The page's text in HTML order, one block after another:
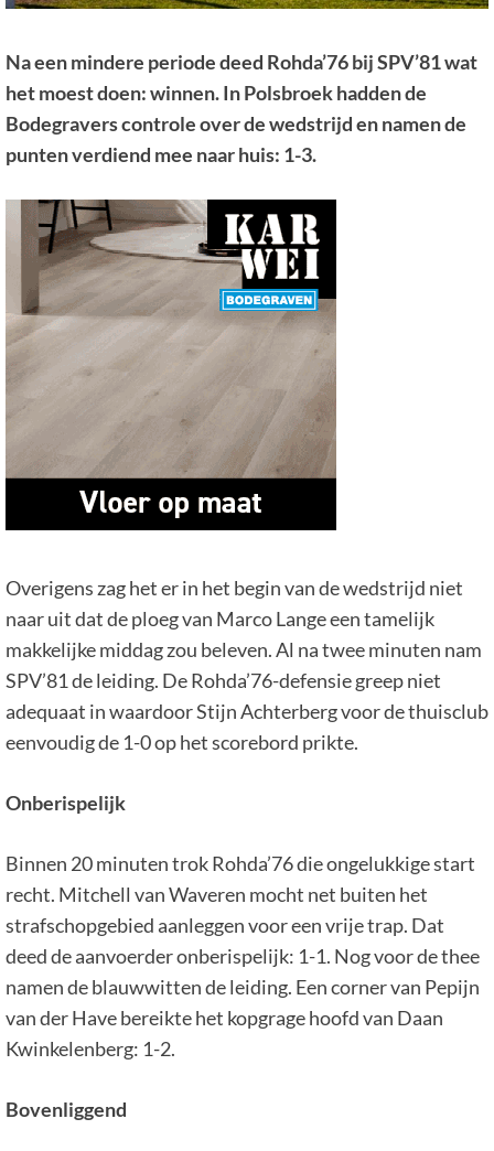
Na een mindere periode deed Rohda’76 bij SPV’81 wat
het moest doen: winnen. In Polsbroek hadden de
Bodegravers controle over de wedstrijd en namen de
punten verdiend mee naar huis: 1-3.
Overigens zag het er in het begin van de wedstrijd niet
naar uit dat de ploeg van Marco Lange een tamelijk
makkelijke middag zou beleven. Al na twee minuten nam
SPV’81 de leiding. De Rohda’76-defensie greep niet
adequaat in waardoor Stijn Achterberg voor de thuisclub
eenvoudig de 1-0 op het scorebord prikte.
Onberispelijk
Binnen 20 minuten trok Rohda’76 die ongelukkige start
recht. Mitchell van Waveren mocht net buiten het
strafschopgebied aanleggen voor een vrije trap. Dat
deed de aanvoerder onberispelijk: 1-1. Nog voor de thee
namen de blauwwitten de leiding. Een corner van Pepijn
van der Have bereikte het kopgrage hoofd van Daan
Kwinkelenberg: 1-2.
Bovenliggend